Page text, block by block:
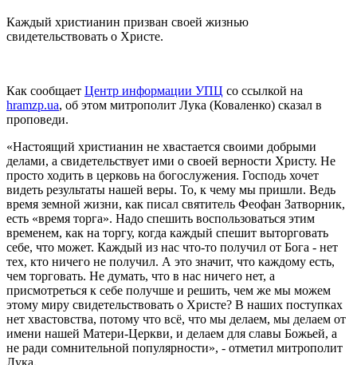
Каждый христианин призван своей жизнью
свидетельствовать о Христе.
Как сообщает Центр информации УПЦ со ссылкой на
hramzp.ua, об этом митрополит Лука (Коваленко) сказал в
проповеди.
«Настоящий христианин не хвастается своими добрыми
делами, а свидетельствует ими о своей верности Христу. Не
просто ходить в церковь на богослужения. Господь хочет
видеть результаты нашей веры. То, к чему мы пришли. Ведь
время земной жизни, как писал святитель Феофан Затворник,
есть «время торга». Надо спешить воспользоваться этим
временем, как на торгу, когда каждый спешит выторговать
себе, что может. Каждый из нас что-то получил от Бога - нет
тех, кто ничего не получил. А это значит, что каждому есть,
чем торговать. Не думать, что в нас ничего нет, а
присмотреться к себе получше и решить, чем же мы можем
этому миру свидетельствовать о Христе? В наших поступках
нет хвастовства, потому что всё, что мы делаем, мы делаем от
имени нашей Матери-Церкви, и делаем для славы Божьей, а
не ради сомнительной популярности», - отметил митрополит
Лука.